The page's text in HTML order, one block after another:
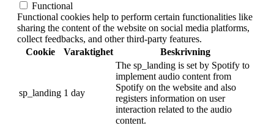
Functional
Functional cookies help to perform certain functionalities like
sharing the content of the website on social media platforms,
collect feedbacks, and other third-party features.
Cookie
Varaktighet Beskrivning
sp_landing 1 day
The sp_landing is set by Spotify to
implement audio content from
Spotify on the website and also
registers information on user
interaction related to the audio
content.